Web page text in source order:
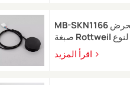
MB-SKN1166 محرض
صبغة Rottweil لنوع M /